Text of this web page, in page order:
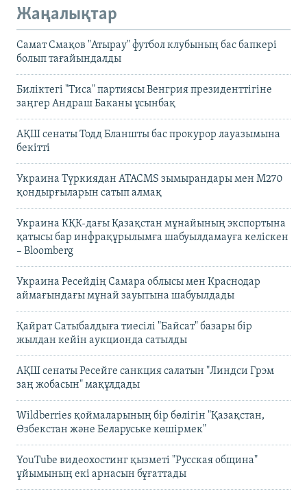
Жаңалықтар
Самат Смақов "Атырау" футбол клубының бас бапкері
болып тағайындалды
Биліктегі "Тиса" партиясы Венгрия президенттігіне
заңгер Андраш Баканы ұсынбақ
АҚШ сенаты Тодд Бланшты бас прокурор лауазымына
бекітті
Украина Түркиядан ATACMS зымырандары мен M270
қондырғыларын сатып алмақ
Украина КҚК-дағы Қазақстан мұнайының экспортына
қатысы бар инфрақұрылымға шабуылдамауға келіскен
– Bloomberg
Украина Ресейдің Самара облысы мен Краснодар
аймағындағы мұнай зауытына шабуылдады
Қайрат Сатыбалдыға тиесілі "Байсат" базары бір
жылдан кейін аукционда сатылды
АҚШ сенаты Ресейге санкция салатын "Линдси Грэм
заң жобасын" мақұлдады
Wildberries қоймаларының бір бөлігін "Қазақстан,
Өзбекстан және Беларуське көшірмек"
YouTube видеохостинг қызметі "Русская община"
ұйымының екі арнасын бұғаттады